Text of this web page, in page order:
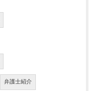
弁護士紹介